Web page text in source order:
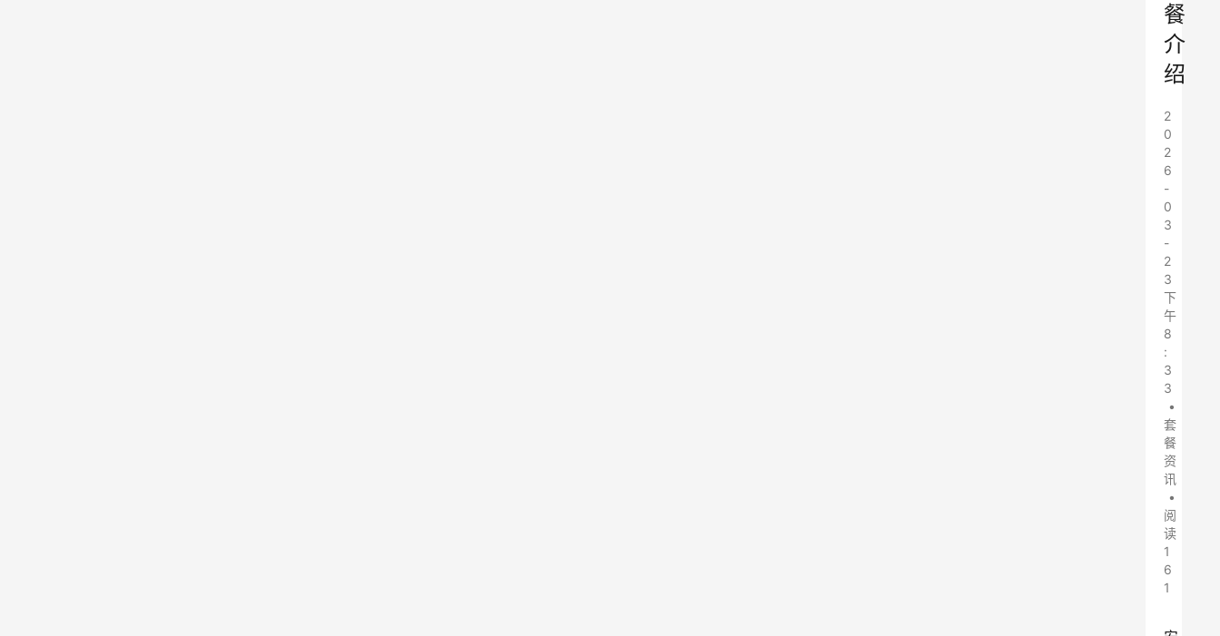
餐
介
绍
2
0
2
6
-
0
3
-
2
3
下
午
8
:
3
3
•
套
餐
资
讯
•
阅
读
1
6
1